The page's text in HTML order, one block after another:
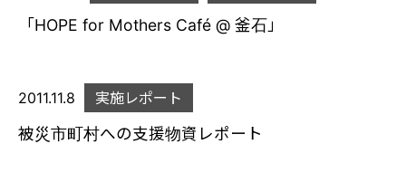
「HOPE for Mothers Café @ 釜石」
2011.11.8 実施レポート
被災市町村への支援物資レポート